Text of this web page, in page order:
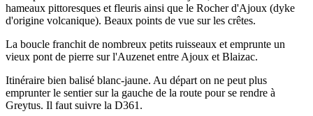
hameaux pittoresques et fleuris ainsi que le Rocher d'Ajoux (dyke
d'origine volcanique). Beaux points de vue sur les crêtes.
La boucle franchit de nombreux petits ruisseaux et emprunte un
vieux pont de pierre sur l'Auzenet entre Ajoux et Blaizac.
Itinéraire bien balisé blanc-jaune. Au départ on ne peut plus
emprunter le sentier sur la gauche de la route pour se rendre à
Greytus. Il faut suivre la D361.